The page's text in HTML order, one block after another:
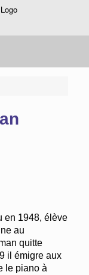
en 1948, élève
au
quitte
il émigre aux
le piano à